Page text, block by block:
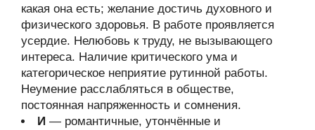
какая она есть; желание достичь духовного и
физического здоровья. В работе проявляется
усердие. Нелюбовь к труду, не вызывающего
интереса. Наличие критического ума и
категорическое неприятие рутинной работы.
Неумение расслабляться в обществе,
постоянная напряженность и сомнения.
И — романтичные, утончённые и